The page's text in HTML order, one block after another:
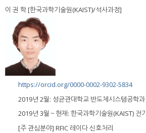
이 권 학 [한국과학기술원(KAIST)/석사과정]
https://orcid.org/0000-0002-9302-5834
2019년 2월: 성균관대학교 반도체시스템공학
2019년 3월～현재: 한국과학기술원(KAIST) 전
[주 관심분야] RFIC 레이다 신호처리